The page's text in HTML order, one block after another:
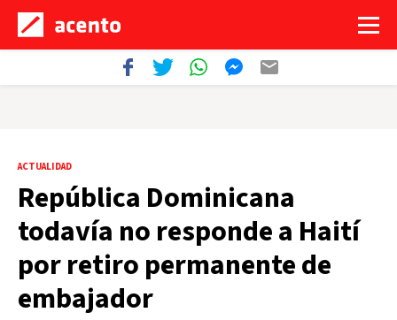
ACTUALIDAD
República Dominicana
todavía no responde a Haití
por retiro permanente de
embajador